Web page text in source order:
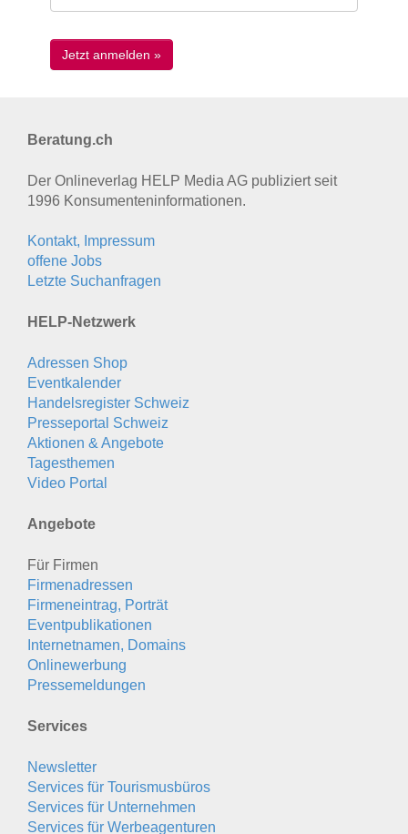
Beratung.ch
Der Onlineverlag HELP Media AG publiziert seit
1996 Konsumenten­informationen.
Kontakt, Impressum
offene Jobs
Letzte Suchanfragen
HELP-Netzwerk
Adressen Shop
Eventkalender
Handelsregister Schweiz
Presseportal Schweiz
Aktionen & Angebote
Tagesthemen
Video Portal
Angebote
Für Firmen
Firmenadressen
Firmeneintrag, Porträt
Eventpublikationen
Internetnamen, Domains
Onlinewerbung
Pressemeldungen
Services
Newsletter
Services für Tourismusbüros
Services für Unternehmen
Services für Werbeagenturen